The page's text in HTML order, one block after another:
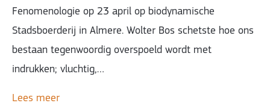
Fenomenologie op 23 april op biodynamische
Stadsboerderij in Almere. Wolter Bos schetste hoe ons
bestaan tegenwoordig overspoeld wordt met
indrukken; vluchtig,…
Lees meer